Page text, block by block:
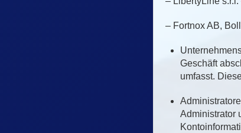
– Fortnox AB,
Geschäft
umfasst.
Administrator